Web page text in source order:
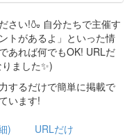
さい!🍶 自分たちで主催す
トがあるよ」といった情
あれば何でもOK! URLだ
ました✨)
するだけで簡単に掲載で
います!
) URLだけ